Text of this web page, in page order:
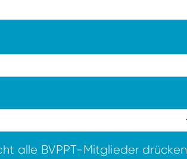
alle BVPPT-Mitglieder drücken